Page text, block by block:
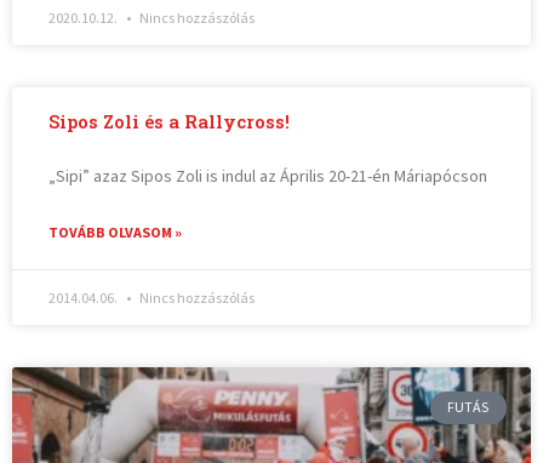
2020.10.12. Nincs hozzászólás
Sipos Zoli és a Rallycross!
„Sipi” azaz Sipos Zoli is indul az Április 20-21-én Máriapócson
TOVÁBB OLVASOM »
2014.04.06. Nincs hozzászólás
FUTÁS